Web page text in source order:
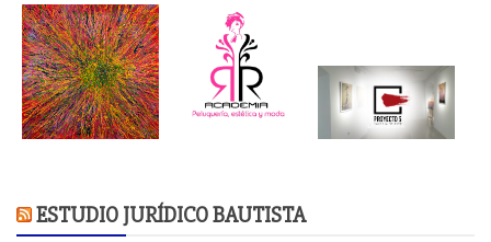
ESTUDIO JURÍDICO BAUTISTA